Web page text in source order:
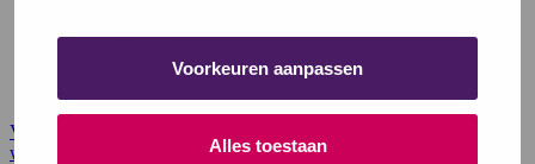
Voorkeuren aanpassen
Alles toestaan
Tijdelijk verblijf
Wonen bij Saffier
Voor verwijzers
website en opent in een nieuw venster.